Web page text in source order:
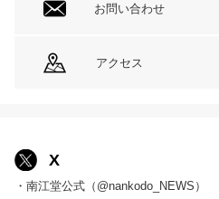
お問い合わせ
アクセス
X
・南江堂公式（@nankodo_NEWS）